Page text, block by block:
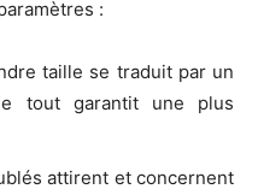
:
taille se traduit par un
tout garantit une plus
attirent et concernent